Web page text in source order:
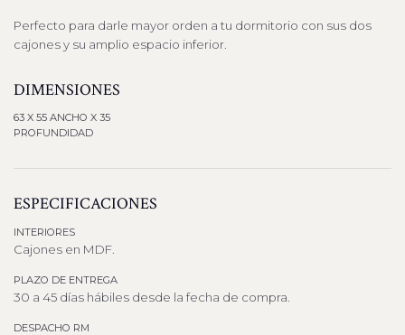
Perfecto para darle mayor orden a tu dormitorio con sus dos
cajones y su amplio espacio inferior.
DIMENSIONES
63 X 55 ANCHO X 35
PROFUNDIDAD
ESPECIFICACIONES
INTERIORES
Cajones en MDF.
PLAZO DE ENTREGA
30 a 45 días hábiles desde la fecha de compra.
DESPACHO RM